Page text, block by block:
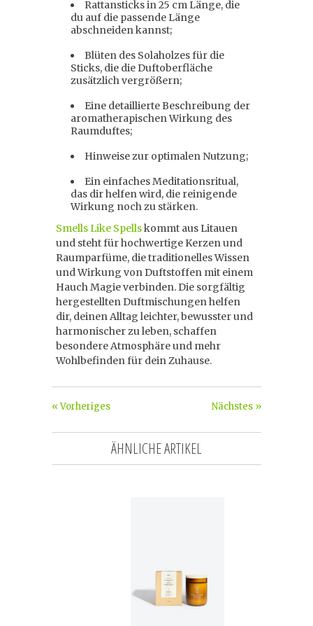
Rattansticks in 25 cm Länge, die
du auf die passende Länge
abschneiden kannst;
Blüten des Solaholzes für die
Sticks, die die Duftoberfläche
zusätzlich vergrößern;
Eine detaillierte Beschreibung der
aromatherapischen Wirkung des
Raumduftes;
Hinweise zur optimalen Nutzung;
Ein einfaches Meditationsritual,
das dir helfen wird, die reinigende
Wirkung noch zu stärken.
Smells Like Spellskommt aus Litauen
und steht für hochwertige Kerzen und
Raumparfüme, die traditionelles Wissen
und Wirkung von Duftstoffen mit einem
Hauch Magie verbinden. Die sorgfältig
hergestellten Duftmischungen helfen
dir, deinen Alltag leichter, bewusster und
harmonischer zu leben, schaffen
besondere Atmosphäre und mehr
Wohlbefinden für dein Zuhause.
Nächstes »
« Vorheriges
ÄHNLICHE ARTIKEL